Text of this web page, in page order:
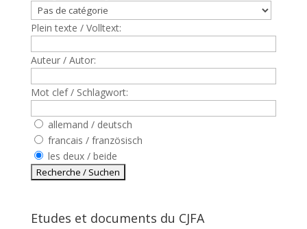
Plein texte / Volltext:
Auteur / Autor:
Mot clef / Schlagwort:
allemand / deutsch
francais / französisch
les deux / beide
Etudes et documents du CJFA